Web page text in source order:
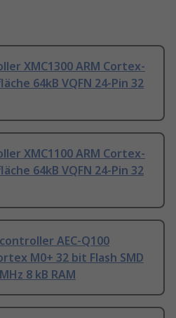
XMC1300 ARM Cortex-
64kB VQFN 24-Pin 32
XMC1100 ARM Cortex-
64kB VQFN 24-Pin 32
AEC-Q100
M0+ 32 bit Flash SMD
8 kB RAM